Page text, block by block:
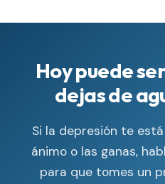
Hoy puede
dejas de
Si la depresión te
ánimo o las ganas,
para que tomes un